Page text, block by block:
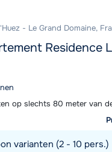
- Le Grand Domaine,
Residence
op slechts 80 meter van
varianten (2 - 10 pers.)